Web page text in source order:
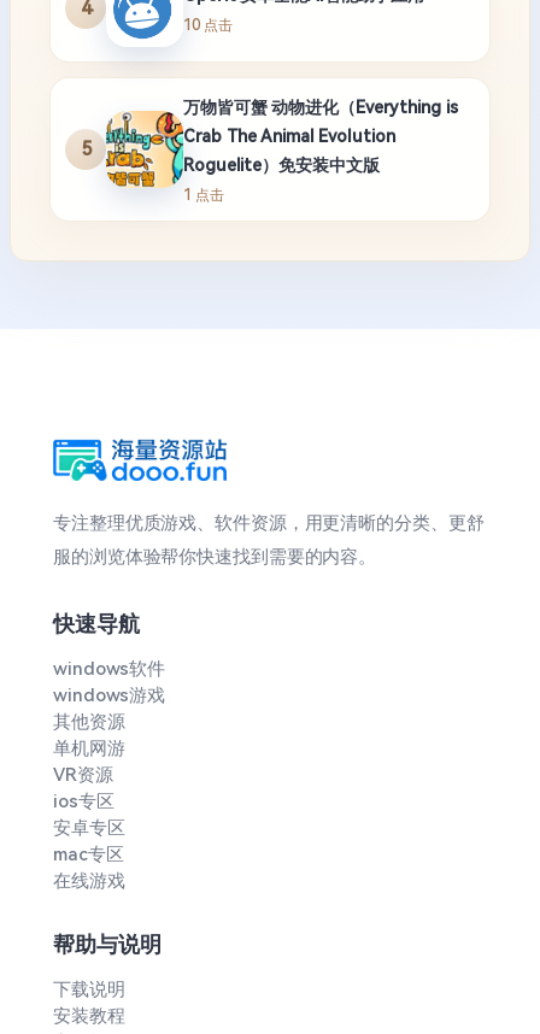
4
10 点击
5
万物皆可蟹 动物进化（Everything is
Crab The Animal Evolution
Roguelite）免安装中文版
1 点击
专注整理优质游戏、软件资源，用更清晰的分类、更舒
服的浏览体验帮你快速找到需要的内容。
快速导航
windows软件
windows游戏
其他资源
单机网游
VR资源
ios专区
安卓专区
mac专区
在线游戏
帮助与说明
下载说明
安装教程